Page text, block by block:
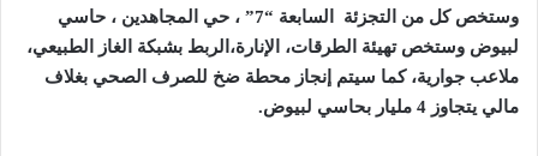
وستخص كل من التجزئة السابعة “7” ، حي المجاهدين ، حاسي
لبيوض وستخص تهيئة الطرقات، الإنارة،الربط بشبكة الغاز الطبيعي،
ملاعب جوارية، كما سيتم إنجاز محطة ضخ للصرف الصحي بغلاف
مالي يتجاوز 4 مليار بحاسي لبيوض.